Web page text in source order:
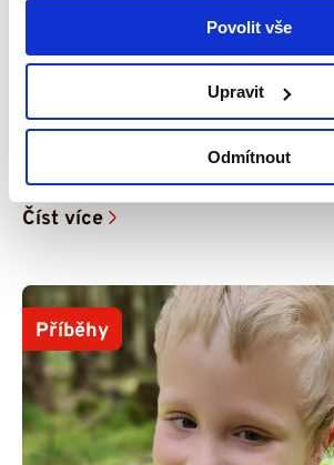
Povolit vše
Upravit
Odmítnout
Snažíme se dělat vše
byla šťastná – příběh Amálky
V rodinném domku v Úpici na
čtyřčlenná rodina – maminka Iva,
jejich dvě dcery, Natálka...
Číst více
Příběhy